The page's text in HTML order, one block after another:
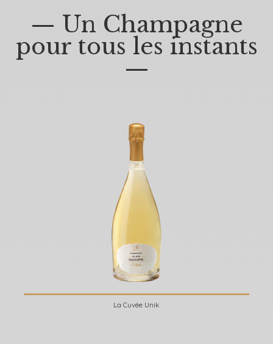
— Un Champagne
pour tous les instants
—
La Cuvée Unik